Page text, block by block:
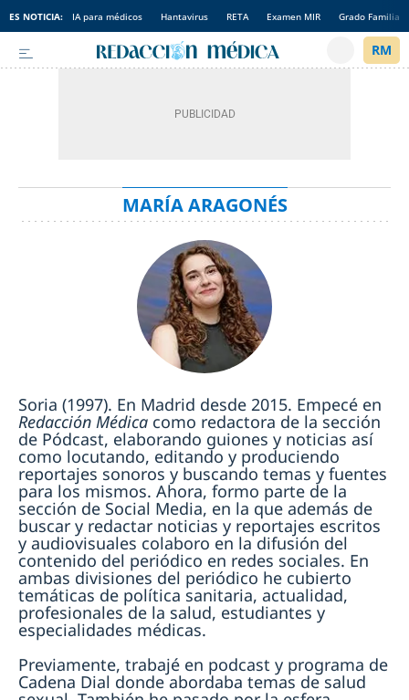
ES NOTICIA: IA para médicos Hantavirus RETA Examen MIR Grado Familia
MARÍA ARAGONÉS
Soria (1997). En Madrid desde 2015. Empecé en
Redacción Médica como redactora de la sección
de Pódcast, elaborando guiones y noticias así
como locutando, editando y produciendo
reportajes sonoros y buscando temas y fuentes
para los mismos. Ahora, formo parte de la
sección de Social Media, en la que además de
buscar y redactar noticias y reportajes escritos
y audiovisuales colaboro en la difusión del
contenido del periódico en redes sociales. En
ambas divisiones del periódico he cubierto
temáticas de política sanitaria, actualidad,
profesionales de la salud, estudiantes y
especialidades médicas.
Previamente, trabajé en podcast y programa de
Cadena Dial donde abordaba temas de salud